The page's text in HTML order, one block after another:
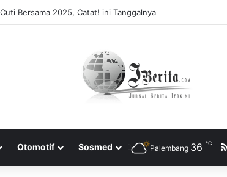
Bersama 2025, Catat! ini Tanggalnya
Otomotif Sosmed Palembang 36 ℃